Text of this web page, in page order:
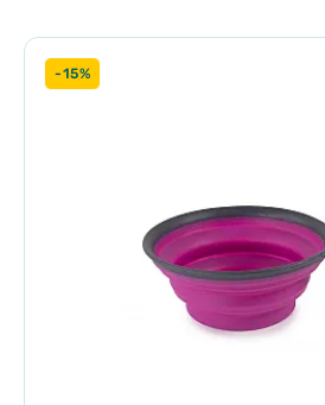
використовувати в період
ситуацій, наприклад під час
ІННОВАЦІЙНИЙ ДИЗАЙН:
Килимок Snack&Distract має
-15%